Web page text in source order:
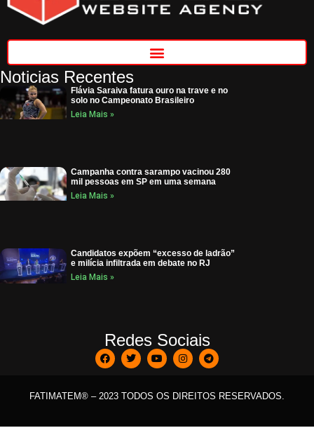
Noticias Recentes
Flávia Saraiva fatura ouro na trave e no
solo no Campeonato Brasileiro
Leia Mais »
Campanha contra sarampo vacinou 280
mil pessoas em SP em uma semana
Leia Mais »
Candidatos expõem “excesso de ladrão”
e milícia infiltrada em debate no RJ
Leia Mais »
Redes Sociais
FATIMATEM® – 2023 TODOS OS DIREITOS RESERVADOS.